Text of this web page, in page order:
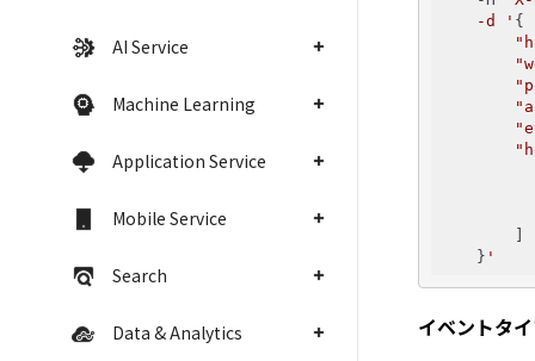
AI Service
Machine Learning
Application Service
Mobile Service
Search
Data & Analytics
    -d '
{
    }
イベントタ